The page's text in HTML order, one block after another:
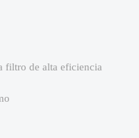
filtro de alta eficiencia